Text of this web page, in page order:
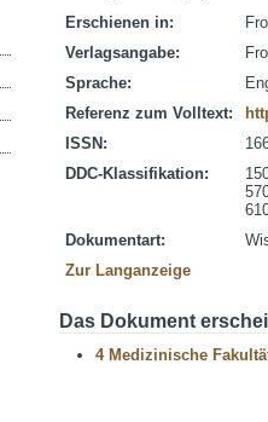
Erschienen in:
Verlagsangabe:
Sprache:
Referenz zum Volltext:
ISSN:
DDC-Klassifikation:
Dokumentart:
Zur Langanzeige
Das Dokument
4 Medizinische